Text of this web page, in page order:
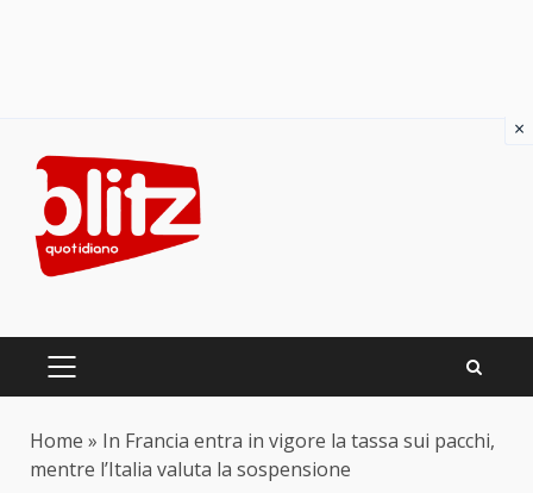
content
PRIMARY
Home » In Francia entra in vigore la tassa sui pacchi,
mentre l’Italia valuta la sospensione
×